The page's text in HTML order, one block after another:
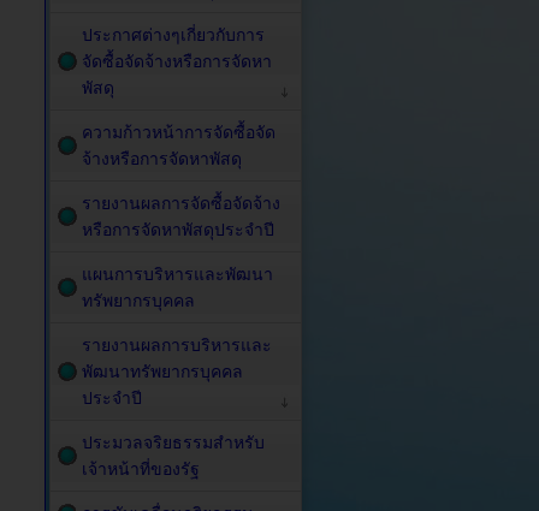
ประกาศต่างๆเกี่ยวกับการ
จัดซื้อจัดจ้างหรือการจัดหา
พัสดุ
ความก้าวหน้าการจัดซื้อจัด
จ้างหรือการจัดหาพัสดุ
รายงานผลการจัดซื้อจัดจ้าง
หรือการจัดหาพัสดุประจำปี
แผนการบริหารและพัฒนา
ทรัพยากรบุคคล
รายงานผลการบริหารและ
พัฒนาทรัพยากรบุคคล
ประจำปี
ประมวลจริยธรรมสำหรับ
เจ้าหน้าที่ของรัฐ